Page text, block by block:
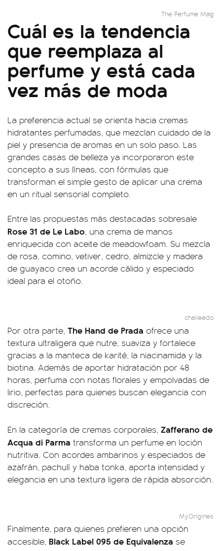
The Perfume Mag
Cuál es la tendencia
que reemplaza al
perfume y está cada
vez más de moda
La preferencia actual se orienta hacia cremas
hidratantes perfumadas, que mezclan cuidado de la
piel y presencia de aromas en un solo paso. Las
grandes casas de belleza ya incorporaron este
concepto a sus líneas, con fórmulas que
transforman el simple gesto de aplicar una crema
en un ritual sensorial completo.
Entre las propuestas más destacadas sobresale
Rose 31 de Le Labo, una crema de manos
enriquecida con aceite de meadowfoam. Su mezcla
de rosa, comino, vetiver, cedro, almizcle y madera
de guayaco crea un acorde cálido y especiado
ideal para el otoño.
chaileedo
Por otra parte, The Hand de Prada ofrece una
textura ultraligera que nutre, suaviza y fortalece
gracias a la manteca de karité, la niacinamida y la
biotina. Además de aportar hidratación por 48
horas, perfuma con notas florales y empolvadas de
lirio, perfectas para quienes buscan elegancia con
discreción.
En la categoría de cremas corporales, Zafferano de
Acqua di Parma transforma un perfume en loción
nutritiva. Con acordes ambarinos y especiados de
azafrán, pachulí y haba tonka, aporta intensidad y
elegancia en una textura ligera de rápida absorción.
MyOrigines
Finalmente, para quienes prefieren una opción
accesible, Black Label 095 de Equivalenza se